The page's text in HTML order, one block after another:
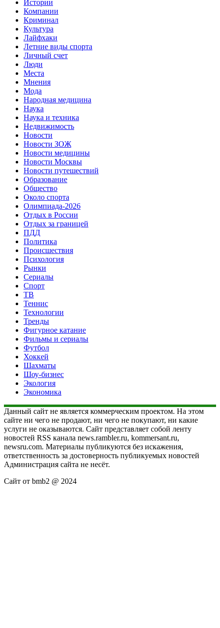
Истории
Компании
Криминал
Культура
Лайфхаки
Летние виды спорта
Личный счет
Люди
Места
Мнения
Мода
Народная медицина
Наука
Наука и техника
Недвижимость
Новости
Новости ЗОЖ
Новости медицины
Новости Москвы
Новости путешествий
Образование
Общество
Около спорта
Олимпиада-2026
Отдых в России
Отдых за границей
ПДД
Политика
Происшествия
Психология
Рынки
Сериалы
Спорт
ТВ
Теннис
Технологии
Тренды
Фигурное катание
Фильмы и сериалы
Футбол
Хоккей
Шахматы
Шоу-бизнес
Экология
Экономика
Данный сайт не является коммерческим проектом. На этом
сайте ни чего не продают, ни чего не покупают, ни какие
услуги не оказываются. Сайт представляет собой ленту
новостей RSS канала news.rambler.ru, kommersant.ru,
newsru.com. Материалы публикуются без искажения,
ответственность за достоверность публикуемых новостей
Администрация сайта не несёт.
Сайт от bmb2 @ 2024